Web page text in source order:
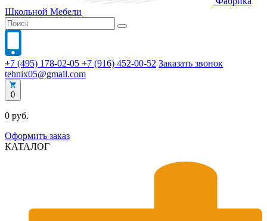
Школьной Мебели
+7 (495) 178-02-05 +7 (916) 452-00-52 Заказать звонок
tehnix05@gmail.com
0
0 руб.
Оформить заказ
КАТАЛОГ